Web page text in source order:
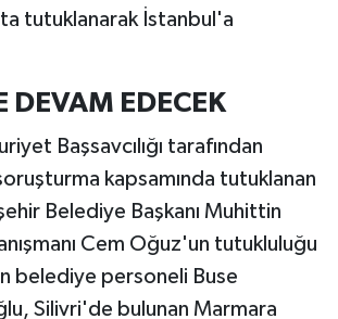
tutuklanarak İstanbul'a
DEVAM EDECEK
Başsavcılığı tarafından
kapsamında tutuklanan
Belediye Başkanı Muhittin
Cem Oğuz'un tutukluluğu
belediye personeli Buse
Silivri'de bulunan Marmara